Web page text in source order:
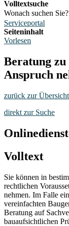
Volltextsuche
Wonach suchen Sie?
Serviceportal
Seiteninhalt
Vorlesen
Beratung
Anspruch
zurück zur Übersicht
direkt zur Suche
Volltext
Sie können in
rechtlichen
nehmen. Im Falle
vereinfachten
Beratung auf
bauaufsichtlichen